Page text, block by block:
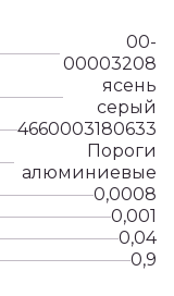
00-
00003208
ясень
серый
4660003180633
Пороги
алюминиевые
0,0008
0,001
0,04
0,9